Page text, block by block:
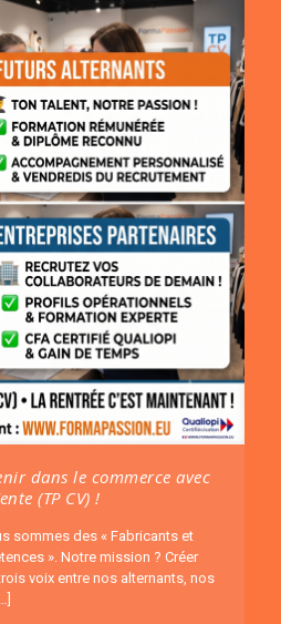
dans le commerce avec
(TP CV) !
sommes des « Fabricants et
». Notre mission ? Créer
voix entre nos alternants, nos
[…]